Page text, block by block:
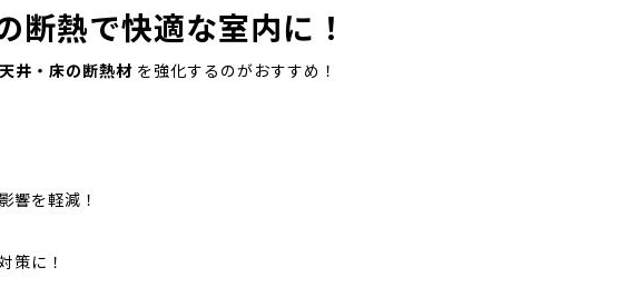
熱で快適な室内に！
井・床の断熱材 を強化するのがおすすめ！
響を軽減！
策に！